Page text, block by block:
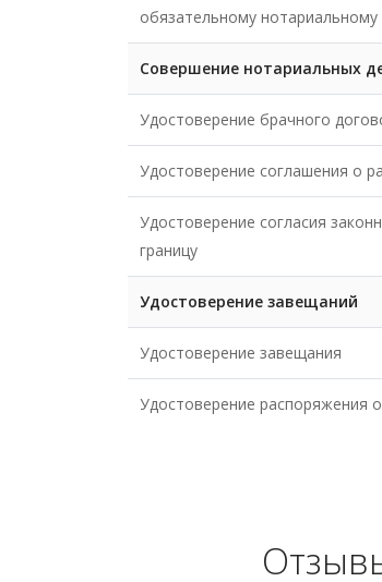
обязательному
Совершение нотариальных
Удостоверение брачного
Удостоверение соглашения о
Удостоверение согласия
границу
Удостоверение завещаний
Удостоверение завещания
Удостоверение распоряжения